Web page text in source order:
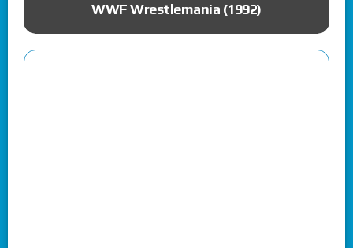
WWF Wrestlemania (1992)